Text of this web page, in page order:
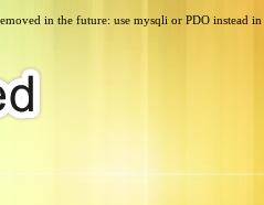
in the future: use mysqli or PDO instead in